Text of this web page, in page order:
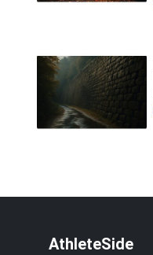
AthleteSide